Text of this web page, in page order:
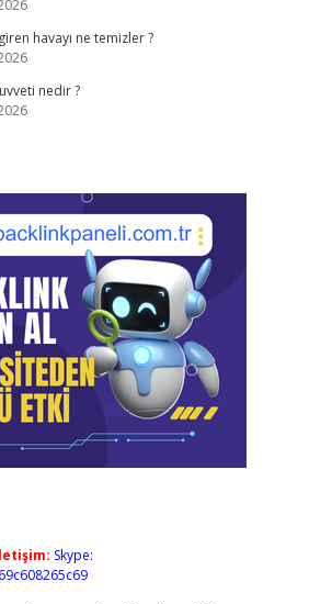
havayı ne temizler ?
nedir ?
Skype: